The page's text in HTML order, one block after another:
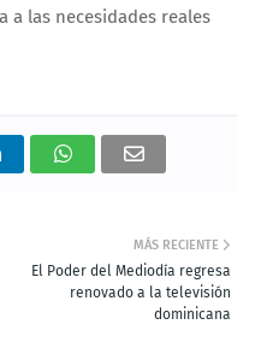
a las necesidades reales
MÁS RECIENTE
El Poder del Mediodía regresa
renovado a la televisión
dominicana